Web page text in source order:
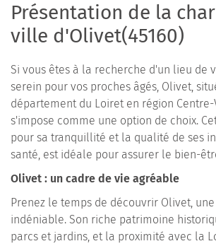
Présentation de la
ville d'Olivet(45160)
Si vous êtes à la recherche d'un lieu de
serein pour vos proches âgés, Olivet,
département du Loiret en région Centre-
s'impose comme une option de choix.
pour sa tranquillité et la qualité de ses
santé, est idéale pour assurer le bien-
Olivet : un cadre de vie agréable
Prenez le temps de découvrir Olivet,
indéniable. Son riche patrimoine
parcs et jardins, et la proximité avec la